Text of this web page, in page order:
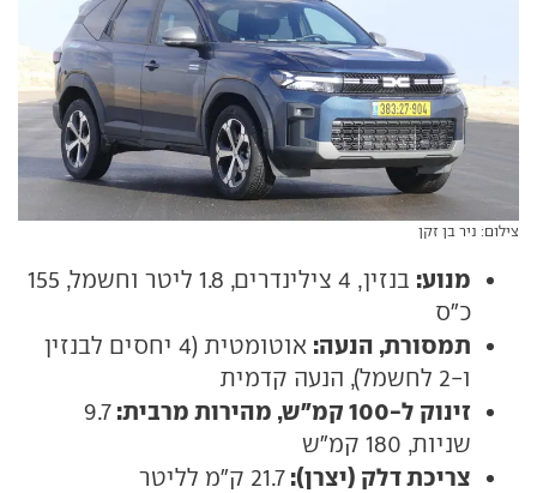
צילום: ניר בן זקן
מנוע:
בנזין, 4 צילינדרים, 1.8 ליטר וחשמל, 155
כ"ס
תמסורת, הנעה:
אוטומטית (4 יחסים לבנזין
ו-2 לחשמל), הנעה קדמית
זינוק ל-100 קמ"ש, מהירות מרבית:
9.7
שניות, 180 קמ"ש
צריכת דלק (יצרן): 21.7 ק"מ לליטר